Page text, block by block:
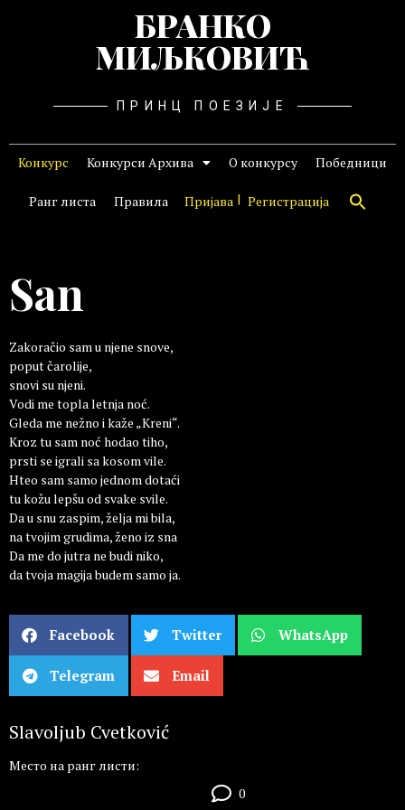
БРАНКО
МИЉКОВИЋ
ПРИНЦ ПОЕЗИЈЕ
Конкурс Конкурси Архива О конкурсу Победници
Ранг листа Правила Пријава Регистрација
San
Zakoračio sam u njene snove,
poput čarolije,
snovi su njeni.
Vodi me topla letnja noć.
Gleda me nežno i kaže „Kreni“.
Kroz tu sam noć hodao tiho,
prsti se igrali sa kosom vile.
Hteo sam samo jednom dotaći
tu kožu lepšu od svake svile.
Da u snu zaspim, želja mi bila,
na tvojim grudima, ženo iz sna
Da me do jutra ne budi niko,
da tvoja magija budem samo ja.
Facebook Twitter WhatsApp
Telegram Email
Slavoljub Cvetković
Место на ранг листи:
0